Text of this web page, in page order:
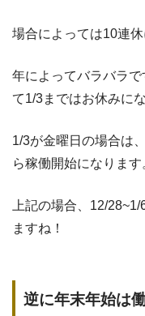
場合によっては10連
年によってバラバラ
て1/3まではお休みに
1/3が金曜日の場合は
ら稼働開始になります
上記の場合、12/
ますね！
逆に年末年始は